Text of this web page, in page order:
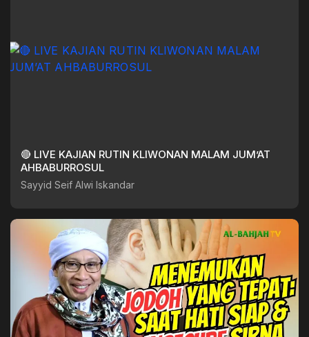
🔴 LIVE KAJIAN RUTIN KLIWONAN MALAM JUM’AT
AHBABURROSUL
Sayyid Seif Alwi Iskandar